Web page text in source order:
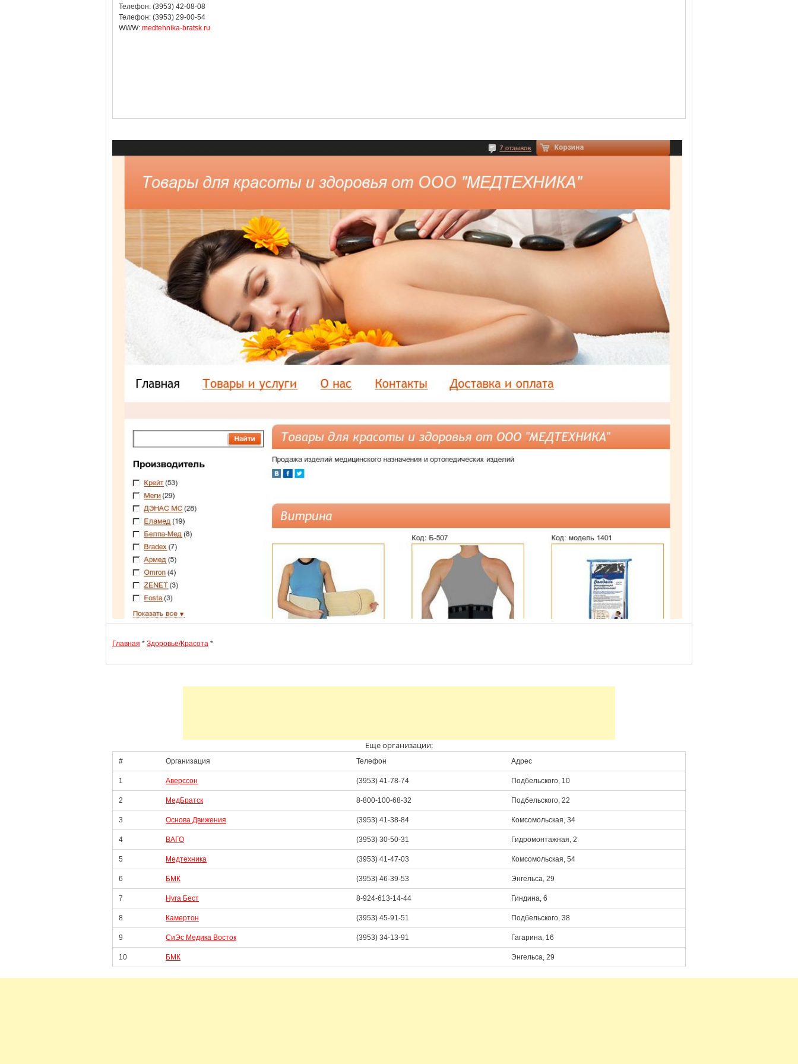
Телефон: (3953) 42-08-08
Телефон: (3953) 29-00-54
WWW: medtehnika-bratsk.ru
Главная * Здоровье/Красота *
Еще организации:
# Организация Телефон Адрес
1 Аверссон (3953) 41-78-74 Подбельского, 10
2 МедБратск 8-800-100-68-32 Подбельского, 22
3 Основа Движения (3953) 41-38-84 Комсомольская, 34
4 ВАГО (3953) 30-50-31 Гидромонтажная, 2
5 Медтехника (3953) 41-47-03 Комсомольская, 54
6 БМК (3953) 46-39-53 Энгельса, 29
7 Нуга Бест 8-924-613-14-44 Гиндина, 6
8 Камертон (3953) 45-91-51 Подбельского, 38
9 СиЭс Медика Восток (3953) 34-13-91 Гагарина, 16
10 БМК Энгельса, 29